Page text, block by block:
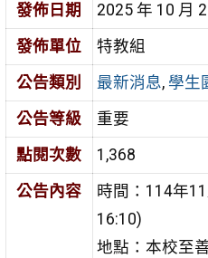
發佈日期
2025 年 10 月
發佈單位
特教組
公告類別
最新消息, 學生
公告等級
重要
點閱次數
1,368
公告內容
時間：114年
16:10)
地點：本校至